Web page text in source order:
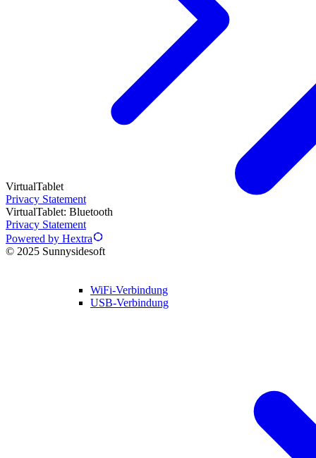
WiFi-Verbindung
USB-Verbindung
VirtualTablet
Privacy Statement
VirtualTablet: Bluetooth
Privacy Statement
Powered by Hextra
© 2025 Sunnysidesoft